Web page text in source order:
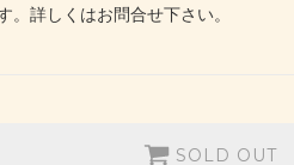
。詳しくはお問合せ下さい。
SOLD OUT